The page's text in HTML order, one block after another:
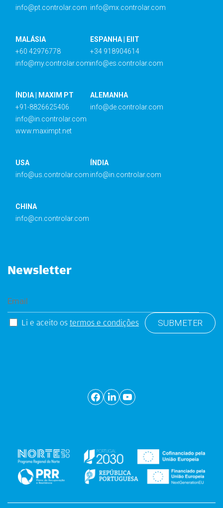
info@pt.controlar.com info@mx.controlar.com
MALÁSIA
+60 42976778
info@my.controlar.com
ESPANHA | EIIT
+34 918904614
info@es.controlar.com
ÍNDIA | MAXIM PT
+91-8826625406
info@in.controlar.com
www.maximpt.net
ALEMANHA
info@de.controlar.com
USA
info@us.controlar.com
ÍNDIA
info@in.controlar.com
CHINA
info@cn.controlar.com
Newsletter
Li e aceito os termos e condições